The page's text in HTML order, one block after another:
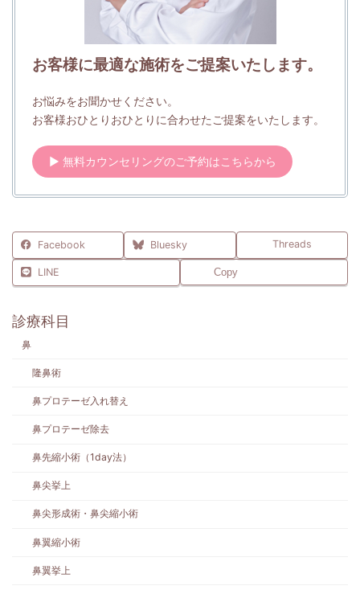
お客様に最適な施術をご提案いたします。
お悩みをお聞かせください。
お客様おひとりおひとりに合わせたご提案をいたします。
▶ 無料カウンセリングのご予約はこちらから
Facebook Bluesky Threads
LINE Copy
診療科目
鼻
隆鼻術
鼻プロテーゼ入れ替え
鼻プロテーゼ除去
鼻先縮小術（1day法）
鼻尖挙上
鼻尖形成術・鼻尖縮小術
鼻翼縮小術
鼻翼挙上